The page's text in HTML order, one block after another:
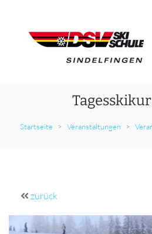
Startseite Veranstaltungen
zurück